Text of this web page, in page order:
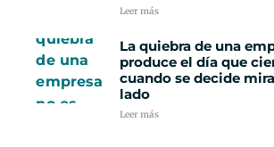
Leer más
La quiebra de una
produce el día que
cuando se decide
lado
Leer más